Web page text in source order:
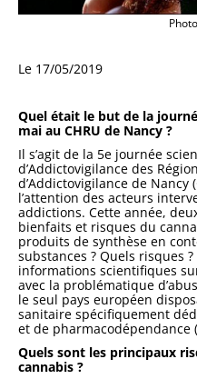
Le 17/05/2019
Quel était le but de la
mai au CHRU de Nancy ?
Il s’agit de la 5e journée
d’Addictovigilance des
d’Addictovigilance de Nancy
l’attention des acteurs
addictions. Cette année,
bienfaits et risques du
produits de synthèse en
substances ? Quels risques
informations scientifiques
avec la problématique
le seul pays européen
sanitaire spécifiquement
et de pharmacodépendance
Quels sont les principaux
cannabis ?